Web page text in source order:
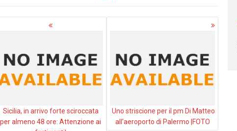
Sicilia, in arrivo forte sciroccata
per almeno 48 ore: Attenzione ai
Uno striscione per il pm Di Matteo
all’aeroporto di Palermo |FOTO